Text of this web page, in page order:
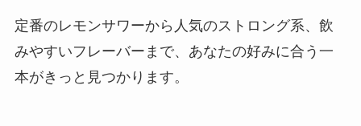
定番のレモンサワーから人気のストロング系、飲
みやすいフレーバーまで、あなたの好みに合う一
本がきっと見つかります。